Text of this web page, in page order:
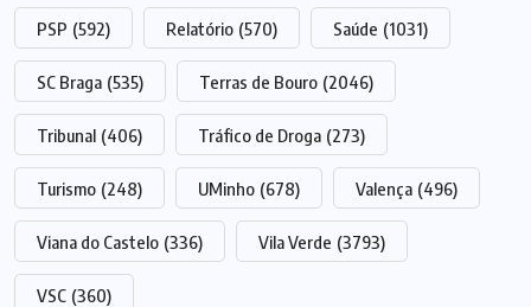
PSP (592) Relatório (570) Saúde (1031)
SC Braga (535) Terras de Bouro (2046)
Tribunal (406) Tráfico de Droga (273)
Turismo (248) UMinho (678) Valença (496)
Viana do Castelo (336) Vila Verde (3793)
VSC (360)